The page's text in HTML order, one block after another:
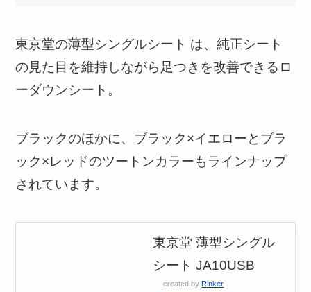
東京堂の薄型シングルシート は、純正シート
の見た目を維持しながら足つきを改善できるロ
ーダウンシート。
ブラックのほかに、ブラック×イエローとブラ
ック×レッドのツートンカラーもラインナップ
されています。
東京堂 薄型シングル
シート JA10USB
created by Rinker